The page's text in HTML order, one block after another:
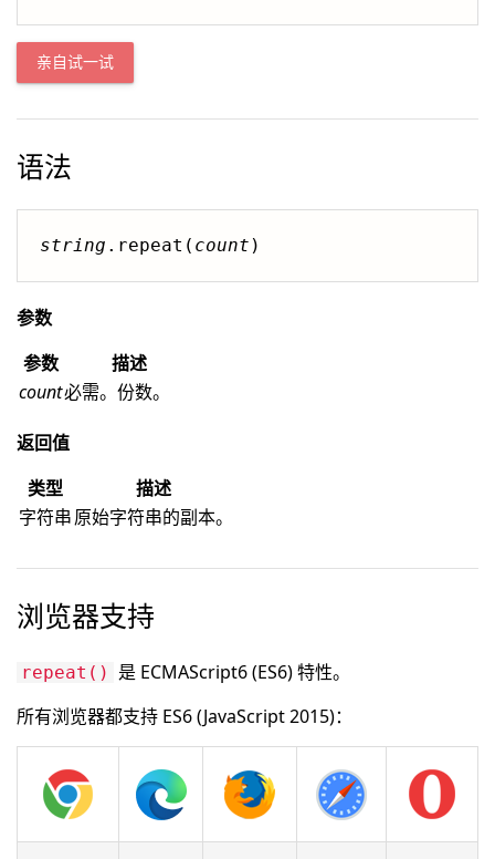
亲自试一试
语法
string .repeat( count )
参数
参数
描述
count必需。份数。
返回值
类型
描述
字符串原始字符串的副本。
浏览器支持
repeat()
是 ECMAScript6 (ES6) 特性。
所有浏览器都支持 ES6 (JavaScript 2015)：